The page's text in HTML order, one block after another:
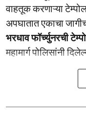
वाहतूक करणाऱ्या
अपघातात एकाचा
भरधाव फॉर्च्युनरची
महामार्ग पोलिसांनी